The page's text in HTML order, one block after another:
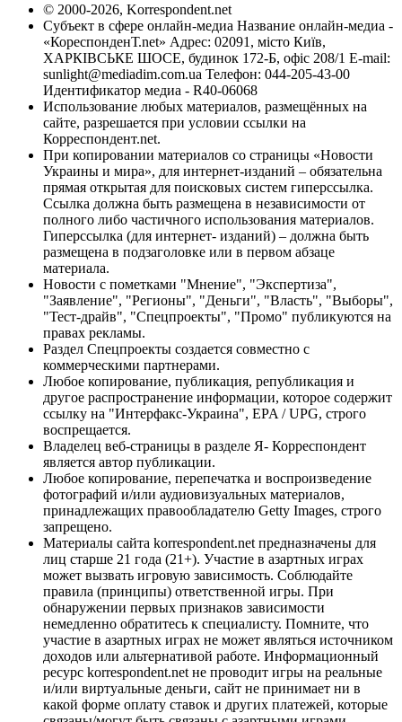
© 2000-2026, Korrespondent.net
Субъект в сфере онлайн-медиа Название онлайн-медиа -
«КореспонденТ.net» Адрес: 02091, місто Київ,
ХАРКІВСЬКЕ ШОСЕ, будинок 172-Б, офіс 208/1 E-mail:
sunlight@mediadim.com.ua Телефон: 044-205-43-00
Идентификатор медиа - R40-06068
Использование любых материалов, размещённых на
сайте, разрешается при условии ссылки на
Корреспондент.net.
При копировании материалов со страницы «Новости
Украины и мира», для интернет-изданий – обязательна
прямая открытая для поисковых систем гиперссылка.
Ссылка должна быть размещена в независимости от
полного либо частичного использования материалов.
Гиперссылка (для интернет- изданий) – должна быть
размещена в подзаголовке или в первом абзаце
материала.
Новости с пометками "Мнение", "Экспертиза",
"Заявление", "Регионы", "Деньги", "Власть", "Выборы",
"Тест-драйв", "Спецпроекты", "Промо" публикуются на
правах рекламы.
Раздел Спецпроекты создается совместно с
коммерческими партнерами.
Любое копирование, публикация, републикация и
другое распространение информации, которое содержит
ссылку на "Интерфакс-Украина", EPA / UPG, строго
воспрещается.
Владелец веб-страницы в разделе Я- Корреспондент
является автор публикации.
Любое копирование, перепечатка и воспроизведение
фотографий и/или аудиовизуальных материалов,
принадлежащих правообладателю Getty Images, строго
запрещено.
Материалы сайта korrespondent.net предназначены для
лиц старше 21 года (21+). Участие в азартных играх
может вызвать игровую зависимость. Соблюдайте
правила (принципы) ответственной игры. При
обнаружении первых признаков зависимости
немедленно обратитесь к специалисту. Помните, что
участие в азартных играх не может являться источником
доходов или альтернативой работе. Информационный
ресурс korrespondent.net не проводит игры на реальные
и/или виртуальные деньги, сайт не принимает ни в
какой форме оплату ставок и других платежей, которые